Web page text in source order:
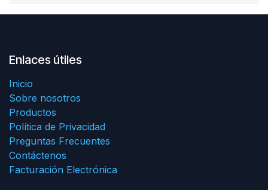
Enlaces útiles
Inicio
Sobre nosotros
Productos
Política de Privacidad
Preguntas Frecuentes
Contáctenos
Facturación Electrónica